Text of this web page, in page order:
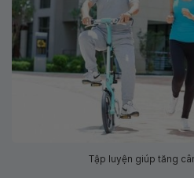
Tập luyện giúp tăng